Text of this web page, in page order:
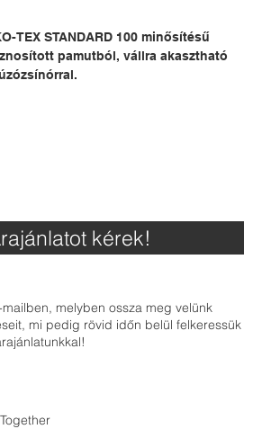
TEX STANDARD 100 minősítésű
pamutból, vállra akasztható
kérek!
melyben ossza meg velünk
mi pedig rövid időn belül felkeressük